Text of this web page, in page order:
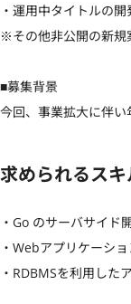
・運用中タイトルの開
※その他非公開の新規
■募集背景
今回、事業拡大に伴い
求められるスキ
・Go のサーバサイド
・Webアプリケーシ
・RDBMSを利用した